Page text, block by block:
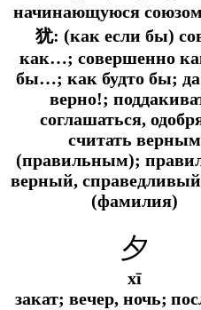
начинающуюся
犹: (как если бы)
как…; совершенно
бы…; как будто бы;
верно!;
соглашаться,
считать верным
(правильным);
верный,
(фамилия)
夕
xī
закат; вечер, ночь;